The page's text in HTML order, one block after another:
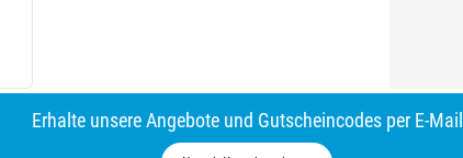
Erhalte unsere Angebote und Gutscheincodes per E-Mail